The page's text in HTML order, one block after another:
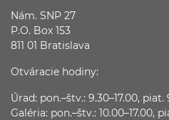
Nám. SNP 27
P.O. Box 153
811 01 Bratislava
Otváracie hodiny:
Úrad: pon.–štv.: 9.30–17.00, piat.
Galéria: pon.–štv.: 10.00–17.00,